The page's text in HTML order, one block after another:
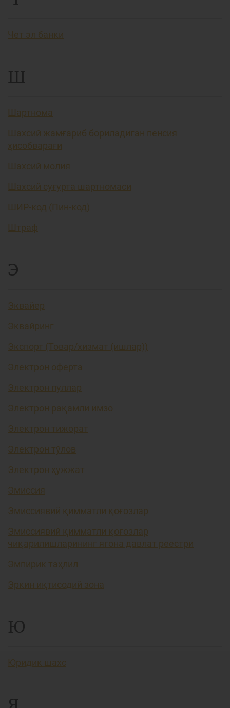
Чет эл банки
Ш
Шартнома
Шахсий жамғариб бориладиган пенсия
ҳисобварағи
Шахсий молия
Шахсий суғурта шартномаси
ШИР-код (Пин-код)
Штраф
Э
Эквайер
Эквайринг
Экспорт (Товар/хизмат (ишлар))
Электрон оферта
Электрон пуллар
Электрон рақамли имзо
Электрон тижорат
Электрон тўлов
Электрон ҳужжат
Эмиссия
Эмиссиявий қимматли қоғозлар
Эмиссиявий қимматли қоғозлар
чиқарилишларининг ягона давлат реестри
Эмпирик таҳлил
Эркин иқтисодий зона
Ю
Юридик шахс